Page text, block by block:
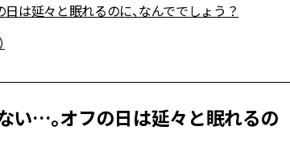
は延々と眠れるのに、なんででしょう？
い…。オフの日は延々と眠れるの
Aug, 6, 2026
ラサーのまとめ髪が垢
即戦力アクセ」たち |
Nov, 17, 2025
WEDDING
WEDDING